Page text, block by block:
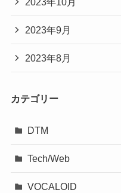
2023年9月
2023年8月
カテゴリー
DTM
Tech/Web
VOCALOID